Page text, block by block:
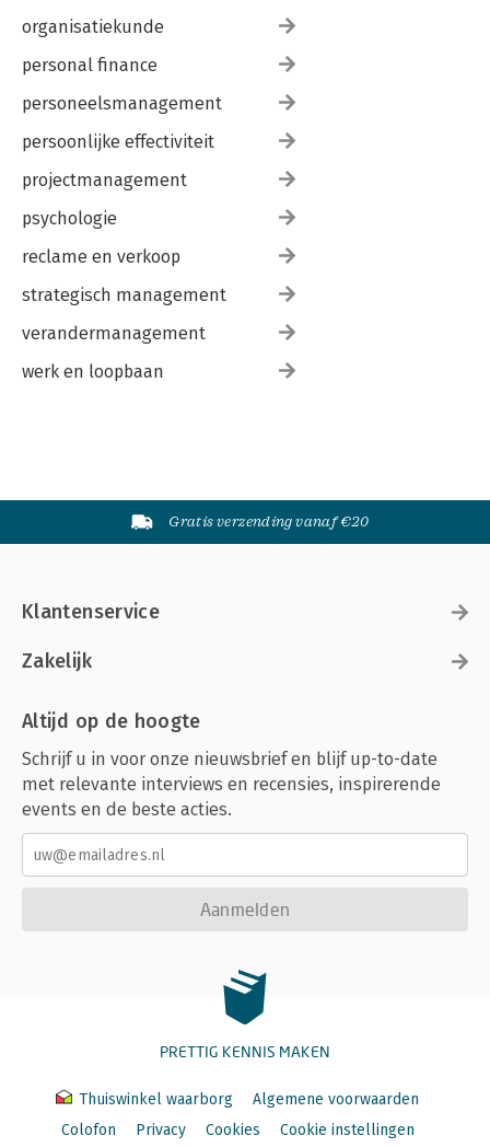
organisatiekunde
personal finance
personeelsmanagement
persoonlijke effectiviteit
projectmanagement
psychologie
reclame en verkoop
strategisch management
verandermanagement
werk en loopbaan
Gratis verzending vanaf €20
Klantenservice
Zakelijk
Altijd op de hoogte
Schrijf u in voor onze nieuwsbrief en blijf up-to-date
met relevante interviews en recensies, inspirerende
events en de beste acties.
Aanmelden
PRETTIG KENNIS MAKEN
Thuiswinkel waarborg
Algemene voorwaarden
Colofon
Privacy Cookies Cookie instellingen